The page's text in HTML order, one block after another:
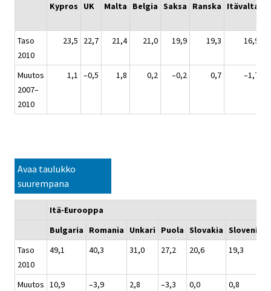
Kypros
UK Malta Belgia Saksa Ranska Itävalta
Taso
2010
23,5 22,7 21,4 21,0 19,9 19,3 16,9
Muutos
2007–
2010
1,1 –0,5 1,8 0,2 –0,2 0,7 –1,7
Avaa taulukko
suurempana
Itä-Eurooppa
Bulgaria
Romania Unkari Puola Slovakia Slovenia
Taso
2010
49,1 40,3 31,0 27,2 20,6 19,3
Muutos 10,9 –3,9 2,8 –3,3 0,0 0,8